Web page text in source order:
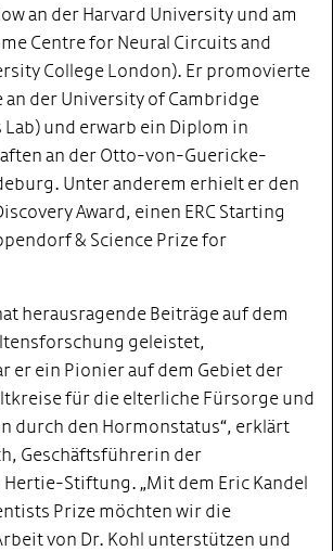
an der Harvard University und am
Centre for Neural Circuits and
College London). Er promovierte
der University of Cambridge
und erwarb ein Diplom in
an der Otto-von-Guericke-
Unter anderem erhielt er den
Award, einen ERC Starting
& Science Prize for
herausragende Beiträge auf dem
geleistet,
er ein Pionier auf dem Gebiet der
für die elterliche Fürsorge und
durch den Hormonstatus“, erklärt
Geschäftsführerin der
Stiftung. „Mit dem Eric Kandel
Prize möchten wir die
von Dr. Kohl unterstützen und